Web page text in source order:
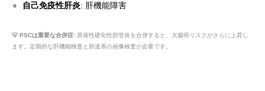
自己免疫性肝炎: 肝機能障害
💡 PSCは重要な合併症: 原発性硬化性胆管炎を合併すると、大腸癌リスクがさらに上昇し
ます。定期的な肝機能検査と胆道系の画像検査が必要です。